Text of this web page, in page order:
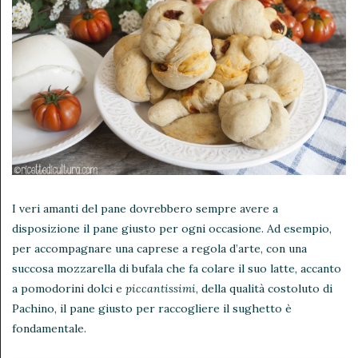
I veri amanti del pane dovrebbero sempre avere a
disposizione il pane giusto per ogni occasione. Ad esempio,
per accompagnare una caprese a regola d’arte, con una
succosa mozzarella di bufala che fa colare il suo latte, accanto
a pomodorini dolci e piccantissimi, della qualità costoluto di
Pachino, il pane giusto per raccogliere il sughetto è
fondamentale.